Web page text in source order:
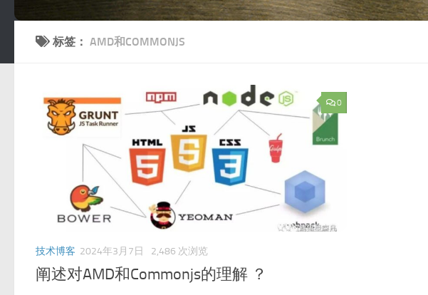
标签： AMD和COMMONJS
0
技术博客 2024年3月7日 2,486 次浏览
阐述对AMD和Commonjs的理解 ？